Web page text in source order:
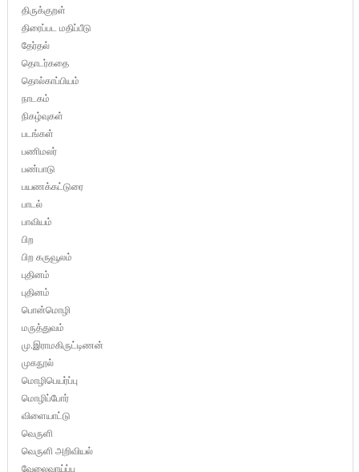
திருக்குறள்
திரைப்பட மதிப்பீடு
தேர்தல்
தொடர்கதை
தொல்காப்பியம்
நாடகம்
நிகழ்வுகள்
படங்கள்
பணிமலர்
பண்பாடு
பயணக்கட்டுரை
பாடல்
பாவியம்
பிற
பிற கருவூலம்
புதினம்
புதினம்
பொன்மொழி
மருத்துவம்
மு.இராமகிருட்டிணன்
முகநூல்
மொழிபெயர்ப்பு
மொழிப்போர்
விளையாட்டு
வெருளி
வெருளி அறிவியல்
வேலைவாய்ப்பு